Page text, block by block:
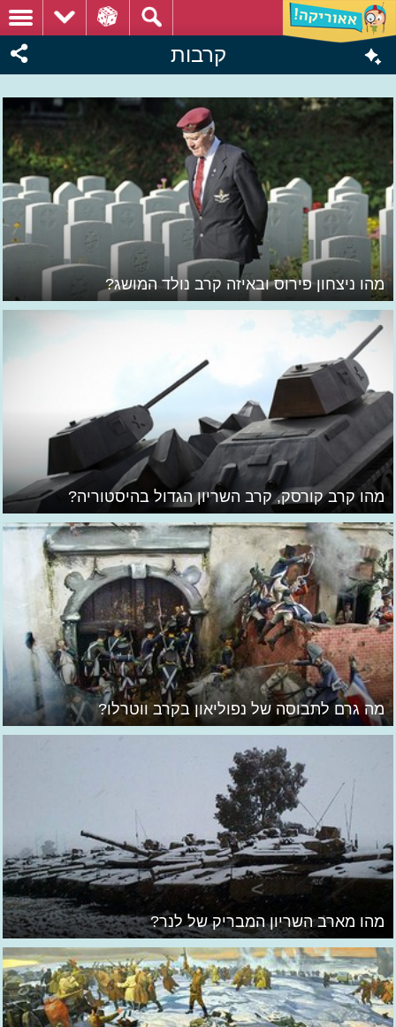
קרבות
מהו ניצחון פירוס ובאיזה קרב נולד המושג?
מהו קרב קורסק, קרב השריון הגדול בהיסטוריה?
מה גרם לתבוסה של נפוליאון בקרב ווטרלו?
מהו מארב השריון המבריק של לנר?